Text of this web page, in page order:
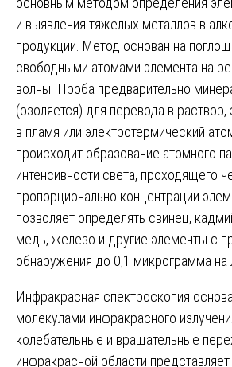
и выявления тяжелых металлов в
продукции. Метод основан на
свободными атомами элемента на
волны. Проба предварительно
(озоляется) для перевода в
в пламя или электротермический
происходит образование атомного
интенсивности света, проходящего
пропорционально концентрации
позволяет определять свинец,
медь, железо и другие элементы с
обнаружения до 0,1 микрограмма на
Инфракрасная спектроскопия
молекулами инфракрасного
колебательные и вращательные
инфракрасной области